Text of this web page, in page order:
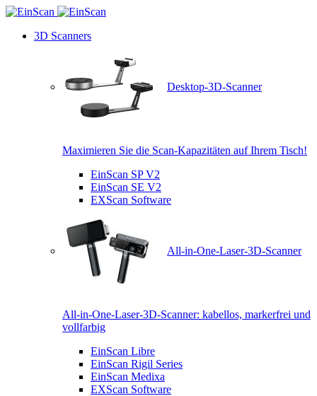
3D Scanners
Desktop-3D-Scanner
Maximieren Sie die Scan-Kapazitäten auf Ihrem Tisch!
EinScan SP V2
EinScan SE V2
EXScan Software
All-in-One-Laser-3D-Scanner
All-in-One-Laser-3D-Scanner: kabellos, markerfrei und
vollfarbig
EinScan Libre
EinScan Rigil Series
EinScan Medixa
EXScan Software